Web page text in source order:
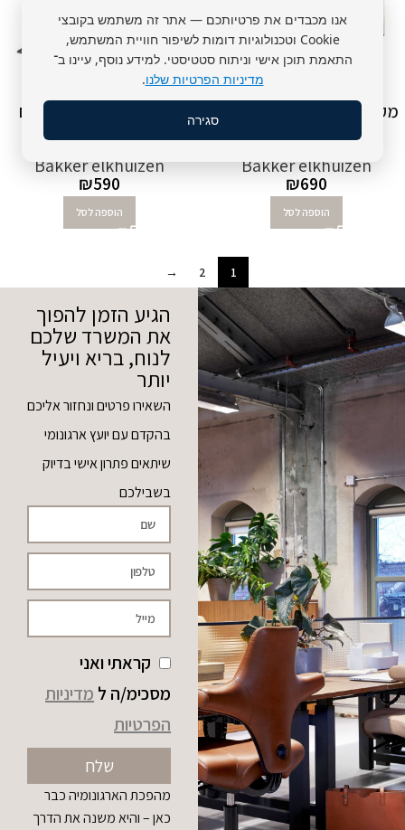
אנו מכבדים את פרטיותכם — אתר זה משתמש בקובצי
Cookie וטכנולוגיות דומות לשיפור חוויית המשתמש,
התאמת תוכן אישי וניתוח סטטיסטי. למידע נוסף, עיינו ב־
מדיניות הפרטיות שלנו.
סגירה
לבנה
Bakker elkhuizen
₪690
הוספה לסל
מעמד ארגונומי לנייד עם
תצוגת דף מקדימה
Bakker elkhuizen
₪590
הוספה לסל
1
2
→
הגיע הזמן להפוך
את המשרד שלכם
לנוח, בריא ויעיל
יותר
השאירו פרטים ונחזור אליכם
בהקדם עם יועץ ארגונומי
שיתאים פתרון אישי בדיוק
בשבילכם
קראתי ואני
מסכימ/ה ל מדיניות
הפרטיות
שלח
מהפכת הארגונומיה כבר
כאן – והיא משנה את הדרך